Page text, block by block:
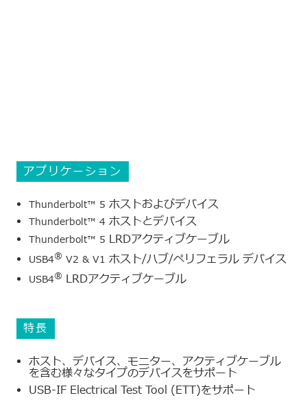
アプリケーション
Thunderbolt™ 5ホストおよびデバイス
Thunderbolt™ 4ホストとデバイス
Thunderbolt™ 5 LRDアクティブケーブル
USB4® V2 & V1ホスト/ハブ/ペリフェラル デバイス
USB4® LRDアクティブケーブル
特長
ホスト、デバイス、モニター、アクティブケーブル
を含む様々なタイプのデバイスをサポート
USB-IF Electrical Test Tool (ETT)をサポート